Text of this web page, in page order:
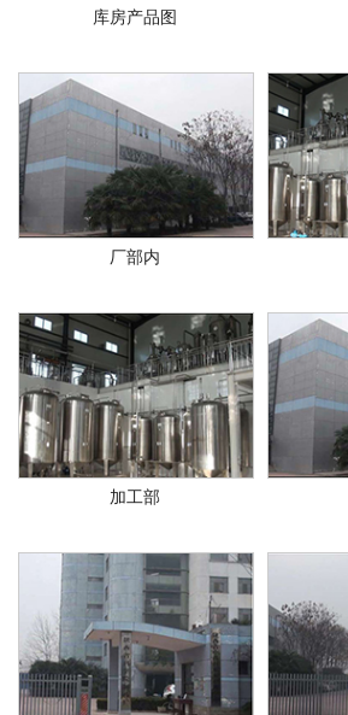
库房产品图
厂部内
加工部